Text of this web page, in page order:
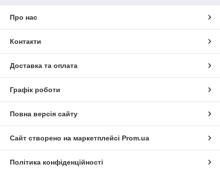
Про нас
Контакти
Доставка та оплата
Графік роботи
Повна версія сайту
Сайт створено на маркетплейсі Prom.ua
Політика конфіденційності